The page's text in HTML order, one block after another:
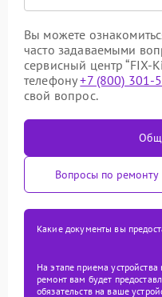
Вы можете
часто задаваемыми
сервисный центр “FIX-
телефону+7 (800) 301-
свой вопрос.
Вопросы по ремонту
Какие документы вы
На этапе приема
ремонт вам будет
обязательств на ваше